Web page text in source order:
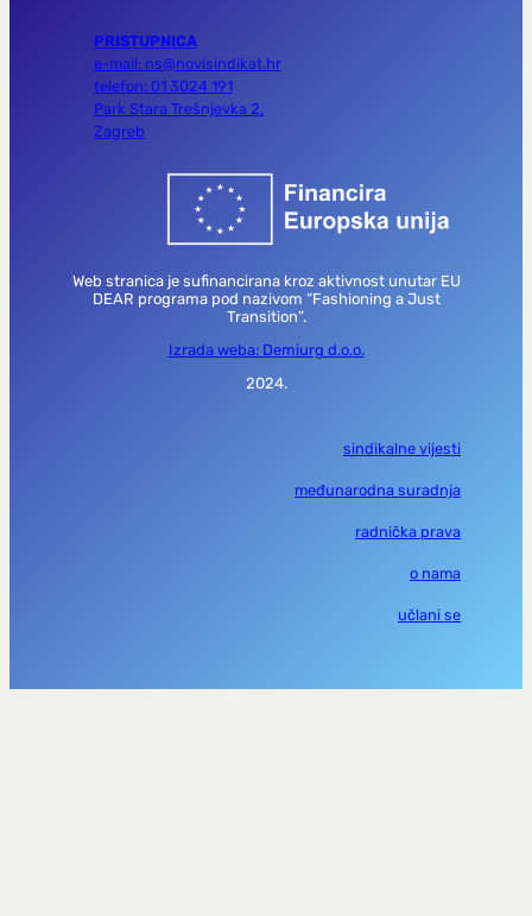
PRISTUPNICA
e-mail: ns@novisindikat.hr
telefon: 01 3024 191
Park Stara Trešnjevka 2,
Zagreb
Web stranica je sufinancirana kroz aktivnost unutar EU
DEAR programa pod nazivom “Fashioning a Just
Transition”.
Izrada weba: Demiurg d.o.o.
2024.
sindikalne vijesti
međunarodna suradnja
radnička prava
o nama
učlani se